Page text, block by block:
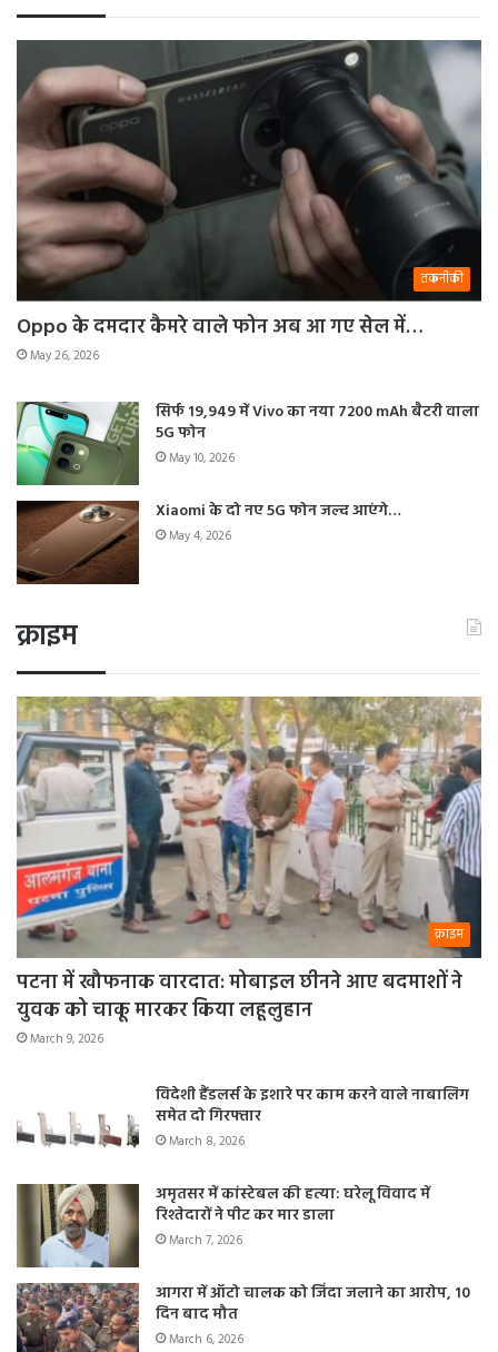
तकनीकी
Oppo के दमदार कैमरे वाले फोन अब आ गए सेल में…
May 26, 2026
सिर्फ 19,949 में Vivo का नया 7200 mAh बैटरी वाला
5G फोन
May 10, 2026
Xiaomi के दो नए 5G फोन जल्द आएंगे…
May 4, 2026
क्राइम
क्राइम
पटना में खौफनाक वारदात: मोबाइल छीनने आए बदमाशों ने
युवक को चाकू मारकर किया लहूलुहान
March 9, 2026
विदेशी हैंडलर्स के इशारे पर काम करने वाले नाबालिग
समेत दो गिरफ्तार
March 8, 2026
अमृतसर में कांस्टेबल की हत्या: घरेलू विवाद में
रिश्तेदारों ने पीट कर मार डाला
March 7, 2026
आगरा में ऑटो चालक को जिंदा जलाने का आरोप, 10
दिन बाद मौत
March 6, 2026